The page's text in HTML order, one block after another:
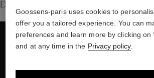
Détails
Goossens-paris uses cookies to
offer you a tailored experience. You can
preferences and learn more by clicking on
and at any time in the Privacy policy.